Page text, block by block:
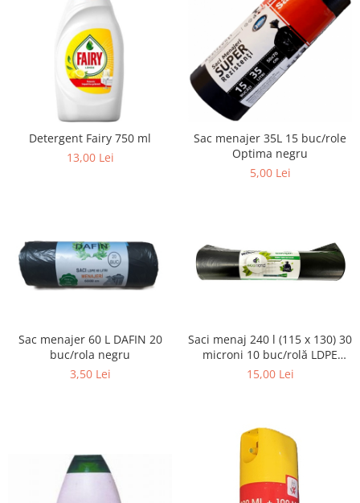
Detergent Fairy 750 ml
13,00 Lei
Sac menajer 35L 15 buc/role
Optima negru
5,00 Lei
Sac menajer 60 L DAFIN 20
buc/rola negru
3,50 Lei
Saci menaj 240 l (115 x 130) 30
microni 10 buc/rolă LDPE
Negru
15,00 Lei